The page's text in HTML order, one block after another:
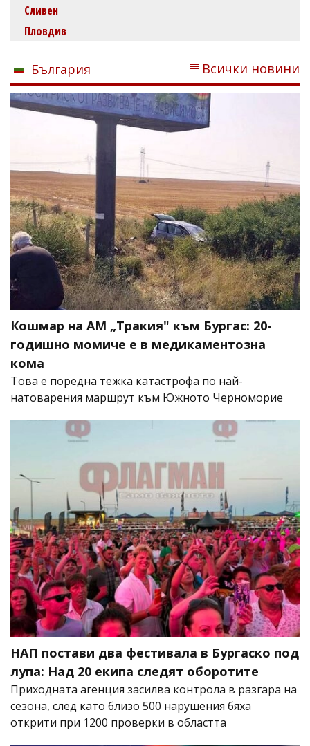
Сливен
Пловдив
България Всички новини
Кошмар на АМ „Тракия" към Бургас: 20-
годишно момиче е в медикаментозна
кома
Това е поредна тежка катастрофа по най-
натоварения маршрут към Южното Черноморие
НАП постави два фестивала в Бургаско под
лупа: Над 20 екипа следят оборотите
Приходната агенция засилва контрола в разгара на
сезона, след като близо 500 нарушения бяха
открити при 1200 проверки в областта